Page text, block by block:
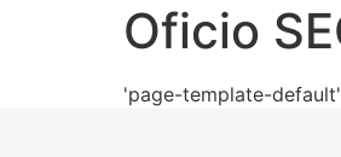
Oficio
'page-template-